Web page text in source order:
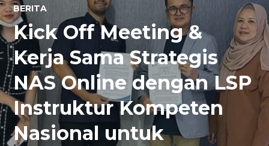
BERITA
Kick Off Meeting &
Kerja Sama Strategis
NAS Online dengan LSP
Instruktur Kompeten
Nasional untuk